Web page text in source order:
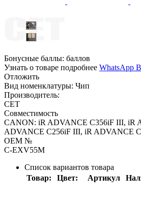
Бонусные баллы: баллов
Узнать о товаре подробнее WhatsApp
Отложить
Вид номенклатуры: Чип
Производитель:
CET
Совместимость
CANON: iR ADVANCE C356iF III, iR
ADVANCE C256iF III, iR ADVANCE
OEM №
C-EXV55M
Список вариантов товара
Товар:
Цвет: Артикул